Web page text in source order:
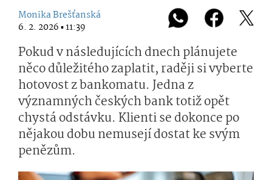
Monika Brešťanská
6. 2. 2026 ▪ 11:39
Pokud v následujících dnech plánujete
něco důležitého zaplatit, raději si vyberte
hotovost z bankomatu. Jedna z
významných českých bank totiž opět
chystá odstávku. Klienti se dokonce po
nějakou dobu nemusejí dostat ke svým
penězům.